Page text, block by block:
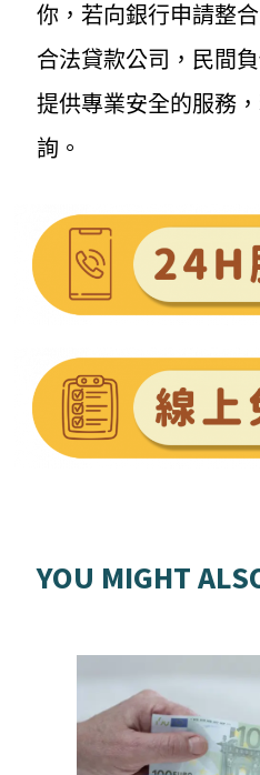
你，若向銀行申請整
合法貸款公司，民間
提供專業安全的服務
詢。
YOU MIGHT